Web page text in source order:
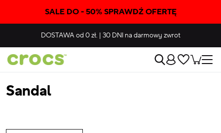
SALE DO - 50% SPRAWDŹ OFERTĘ
DOSTAWAod 0 zł. | 30 DNIna darmowy zwrot
Sandal